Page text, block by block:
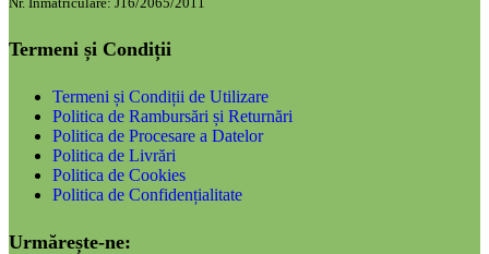
Termeni și Condiții
Termeni și Condiții de Utilizare
Politica de Rambursări și Returnări
Politica de Procesare a Datelor
Politica de Livrări
Politica de Cookies
Politica de Confidențialitate
Urmărește-ne: